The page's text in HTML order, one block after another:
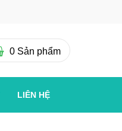
0 Sản phẩm
LIÊN HỆ